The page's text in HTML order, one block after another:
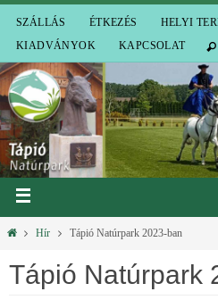
SZÁLLÁS ÉTKEZÉS HELYI
KIADVÁNYOK
KAPCSOLAT
Hír Tápió Natúrpark 2023-ban
Tápió Natúrpark